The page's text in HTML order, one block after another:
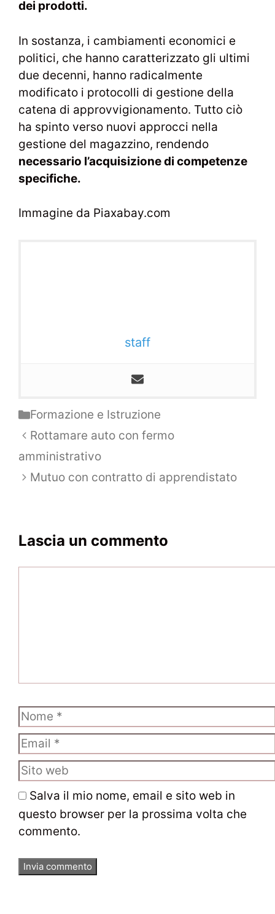
dei prodotti.
In sostanza, i cambiamenti economici e
politici, che hanno caratterizzato gli ultimi
due decenni, hanno radicalmente
modificato i protocolli di gestione della
catena di approvvigionamento. Tutto ciò
ha spinto verso nuovi approcci nella
gestione del magazzino, rendendo
necessario l’acquisizione di competenze
specifiche.
Immagine da Piaxabay.com
staff
Categorie
Formazione e Istruzione
Navigazione
articolo
Rottamare auto con fermo
amministrativo
Mutuo con contratto di apprendistato
Lascia un commento
Nome
Email
Sito
web
Salva il mio nome, email e sito web in
questo browser per la prossima volta che
commento.